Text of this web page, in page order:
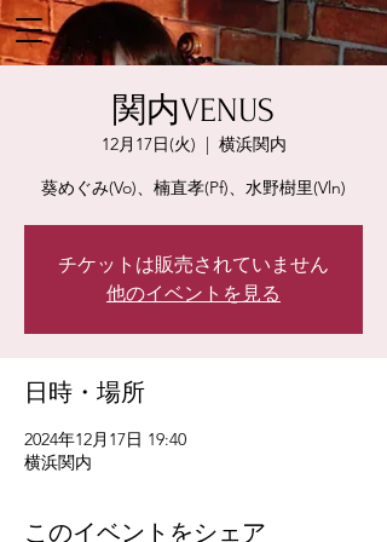
関内VENUS
12月17日(火)
  |
横浜関内
葵めぐみ(Vo)、楠直孝(Pf)、水野樹里(Vln)
チケットは販売されていません
他のイベントを見る
日時・場所
2024年12月17日 19:40
横浜関内
このイベントをシェア